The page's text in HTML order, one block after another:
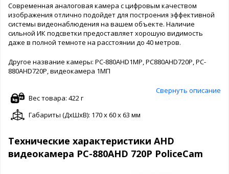
Современная аналоговая камера с цифровым качеством
изображения отлично подойдет для построения эффективной
системы видеонаблюдения на вашем объекте. Наличие
сильной ИК подсветки предоставляет хорошую видимость
даже в полной темноте на расстоянии до 40 метров.
Другое название камеры: PC-880AHD1MP, PC880AHD720P, PC-
880AHD720P, видеокамера 1МП
Свернуть описание
Вес товара: 422 г
Габариты (ДxШxВ): 170 x 60 x 63 мм
Технические характеристики AHD
видеокамера PC-880AHD 720P PoliceCam